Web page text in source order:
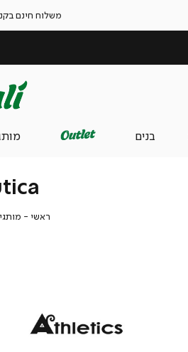
משלוח חינם בקנייה
בנים
ראשי ראשי